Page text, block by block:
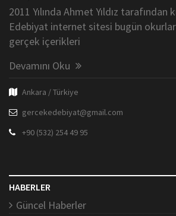
2011 Yılında Ahmet Yıldız tarafından
Edebiyat internet sitesi bugün
gerçek içerikleri
Devamını Oku
Ankara / Türkiye
gercekedebiyat@gmail.com
+90 (532) 254 49 95
HABERLER
Güncel Haberler